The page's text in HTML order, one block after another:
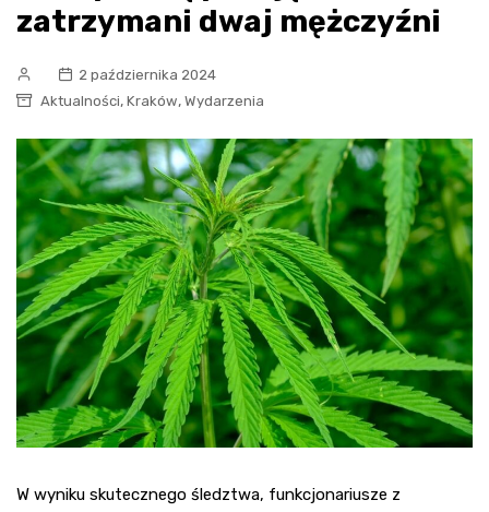
zatrzymani dwaj mężczyźni
2 października 2024
Aktualności, Kraków, Wydarzenia
W wyniku skutecznego śledztwa, funkcjonariusze z